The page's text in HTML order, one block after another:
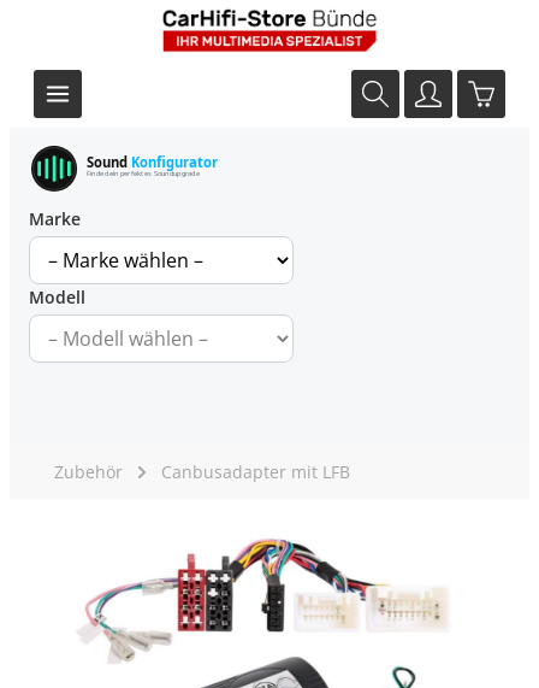
Sound Konfigurator
Finde dein perfektes Soundupgrade
Marke
Modell
Zubehör Canbusadapter mit LFB